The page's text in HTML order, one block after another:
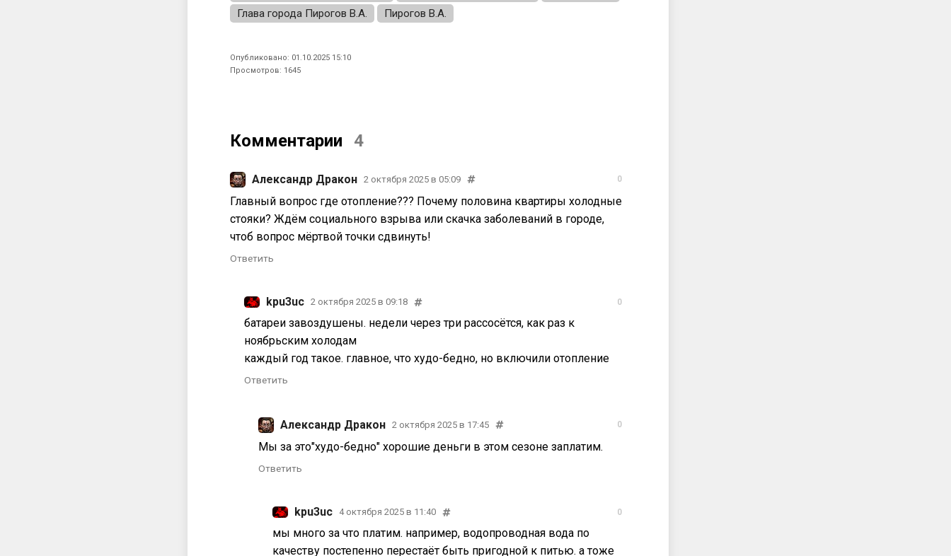
Глава города Пирогов В.А.
Пирогов В.А.
Опубликовано: 01.10.2025 15:10
Просмотров: 1645
Комментарии 4
Александр Дракон 2 октября 2025 в 05:09 0
Главный вопрос где отопление??? Почему половина квартиры холодные
стояки? Ждём социального взрыва или скачка заболеваний в городе,
чтоб вопрос мёртвой точки сдвинуть!
Ответить
kpu3uc 2 октября 2025 в 09:18 0
батареи завоздушены. недели через три рассосётся, как раз к
ноябрьским холодам
каждый год такое. главное, что худо-бедно, но включили отопление
Ответить
Александр Дракон 2 октября 2025 в 17:45 0
Мы за это"худо-бедно" хорошие деньги в этом сезоне заплатим.
Ответить
kpu3uc 4 октября 2025 в 11:40 0
мы много за что платим. например, водопроводная вода по
качеству постепенно перестаёт быть пригодной к питью. а тоже